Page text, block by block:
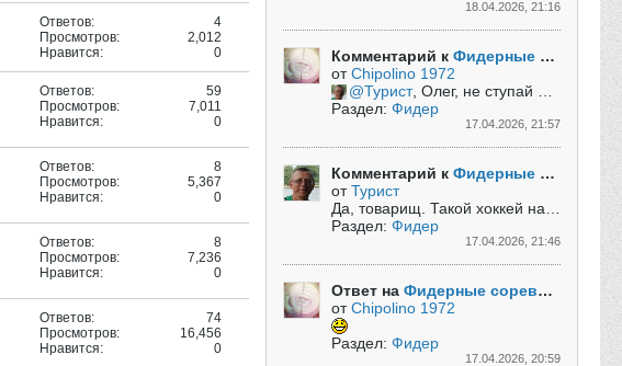
Ответов:
4
Просмотров:
2,012
Нравится:
0
Ответов:
59
Просмотров:
7,011
Нравится:
0
Ответов:
8
Просмотров:
5,367
Нравится:
0
Ответов:
8
Просмотров:
7,236
Нравится:
0
Ответов:
74
Просмотров:
16,456
Нравится:
0
18.04.2026, 21:16
Комментарий к Фидерные соревнования за рубежом
отChipolino 1972
Турист, Олег, не ступай на опасную тропу......
Раздел: Фидер
17.04.2026, 21:57
Комментарий к Фидерные соревнования за рубежом
отТурист
Раздел: Фидер
17.04.2026, 21:46
Ответ на Фидерные соревнования за рубежом
отChipolino 1972
Раздел: Фидер
17.04.2026, 20:59